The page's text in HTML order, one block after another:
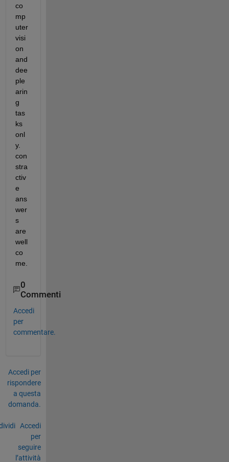
co
mp
uter
visi
on
and
dee
ple
arin
g
tas
ks
onl
y.
con
stra
ctiv
e
ans
wer
s
are
well
co
me.
0
Commenti
Accedi
per
commentare.
Accedi per
rispondere
a questa
domanda.
Accedi
per
seguire
l’attività